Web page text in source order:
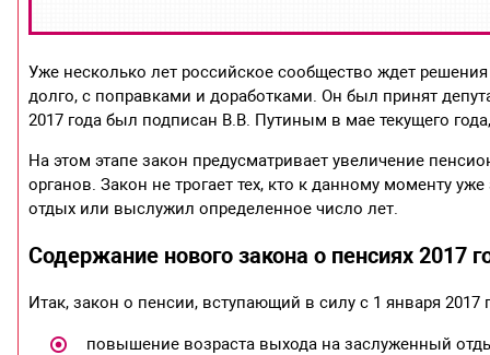
Уже несколько лет российское сообщество ждет
долго, с поправками и доработками. Он был принят
2017 года был подписан В.В. Путиным в мае текущего
На этом этапе закон предусматривает увеличение
органов. Закон не трогает тех, кто к данному моменту
отдых или выслужил определенное число лет.
Содержание нового закона о пенсиях 2017
Итак, закон о пенсии, вступающий в силу с 1 января 2017
повышение возраста выхода на заслуженный